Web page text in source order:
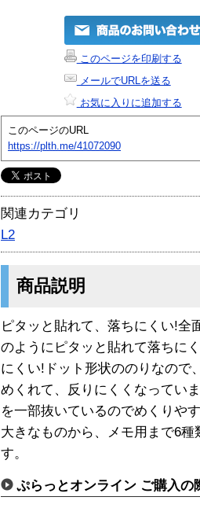
このページを印刷する
メールでURLを送る
お気に入りに追加する
このページのURL
https://plth.me/41072090
関連カテゴリ
L2
商品説明
ピタッと貼れて、落ちにくい!全
のようにピタッと貼れて落ちに
にくい!ドット形状ののりなので
めくれて、反りにくくなってい
を一部抜いているのでめくりや
大きなものから、メモ用まで6
す。
ぷらっとオンライン ご購入の